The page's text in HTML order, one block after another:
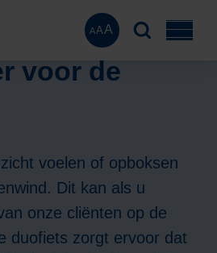
AAA
voor de
voelen of opboksen
Dit kan als u
onze cliënten op de
duofiets zorgt ervoor dat